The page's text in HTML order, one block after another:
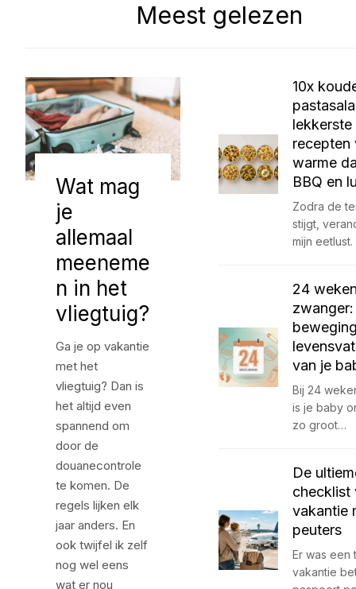
Meest gelezen
Wat mag
je
allemaal
meeneme
n in het
vliegtuig?
Ga je op vakantie
met het
vliegtuig? Dan is
het altijd even
spannend om
door de
douanecontrole
te komen. De
regels lijken elk
jaar anders. En
ook twijfel ik zelf
nog wel eens
wat er nou
10x
lekkerste
recepten
warme
BBQ en
Zodra de
stijgt,
mijn
24
van je
Bij 24
is je baby
zo groot…
De
checklist
vakantie
peuters
Er was een
vakantie